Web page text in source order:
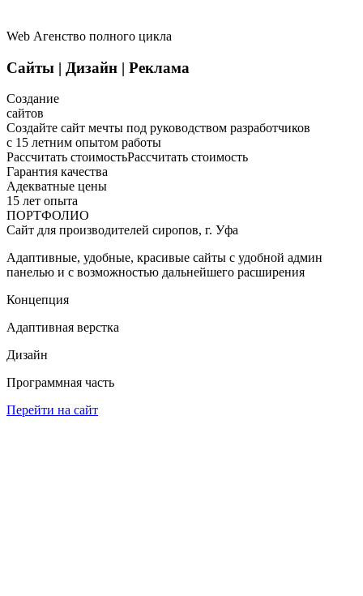
Web Агенство полного цикла
Сайты | Дизайн | Реклама
Создание
сайтов
Создайте сайт мечты под руководством разработчиков
с 15 летним опытом работы
Рассчитать стоимостьРассчитать стоимость
Гарантия качества
Адекватные цены
15 лет опыта
ПОРТФОЛИО
Сайт для производителей сиропов, г. Уфа
Адаптивные, удобные, красивые сайты с удобной админ
панелью и с возможностью дальнейшего расширения
Концепция
Адаптивная верстка
Дизайн
Программная часть
Перейти на сайт